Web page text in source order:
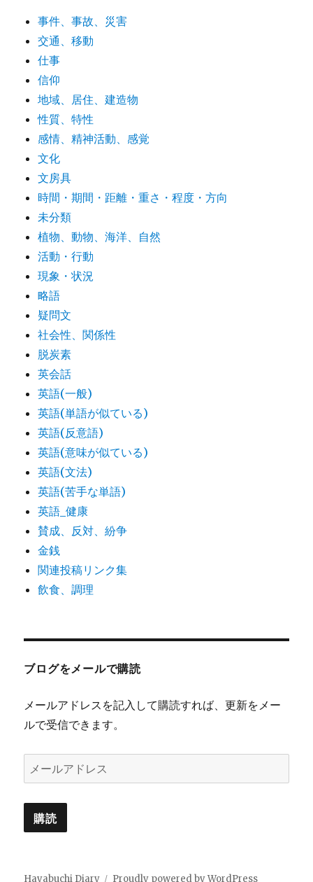
事件、事故、災害
交通、移動
仕事
信仰
地域、居住、建造物
性質、特性
感情、精神活動、感覚
文化
文房具
時間・期間・距離・重さ・程度・方向
未分類
植物、動物、海洋、自然
活動・行動
現象・状況
略語
疑問文
社会性、関係性
脱炭素
英会話
英語(一般)
英語(単語が似ている)
英語(反意語)
英語(意味が似ている)
英語(文法)
英語(苦手な単語)
英語_健康
賛成、反対、紛争
金銭
関連投稿リンク集
飲食、調理
ブログをメールで購読
メールアドレスを記入して購読すれば、更新をメー
ルで受信できます。
メ
ー
ル
ア
Hayabuchi Diary Proudly powered by WordPress